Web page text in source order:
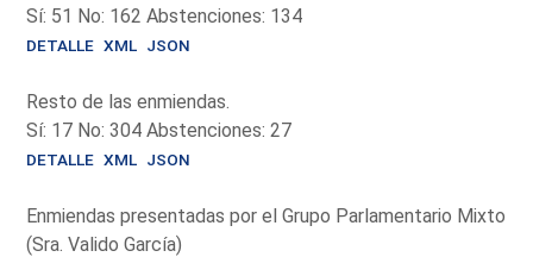
Sí: 51 No: 162 Abstenciones: 134
DETALLE XML JSON
Resto de las enmiendas.
Sí: 17 No: 304 Abstenciones: 27
DETALLE XML JSON
Enmiendas presentadas por el Grupo Parlamentario Mixto
(Sra. Valido García)